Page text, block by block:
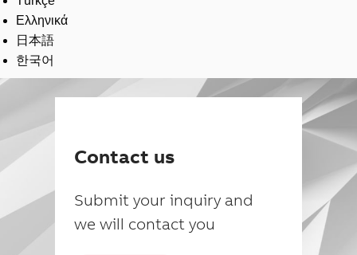
Ελληνικά
日本語
한국어
Contact us
Submit your inquiry and
we will contact you